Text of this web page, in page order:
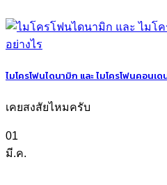
ไมโครโฟนไดนามิก และ ไมโครโฟนคอนเ
เคยสงสัยไหมครับ
01
มี.ค.